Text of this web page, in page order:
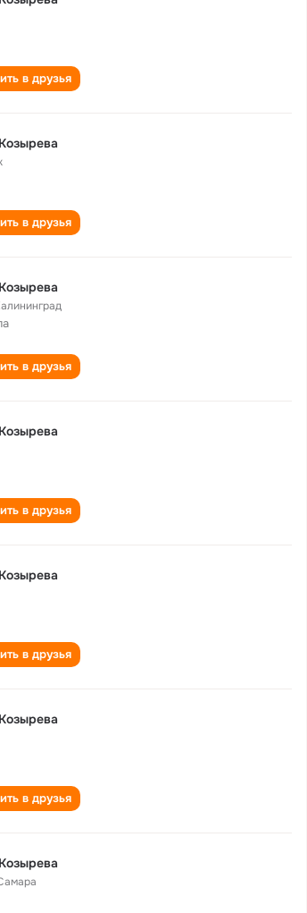
в друзья
в друзья
в друзья
в друзья
в друзья
в друзья